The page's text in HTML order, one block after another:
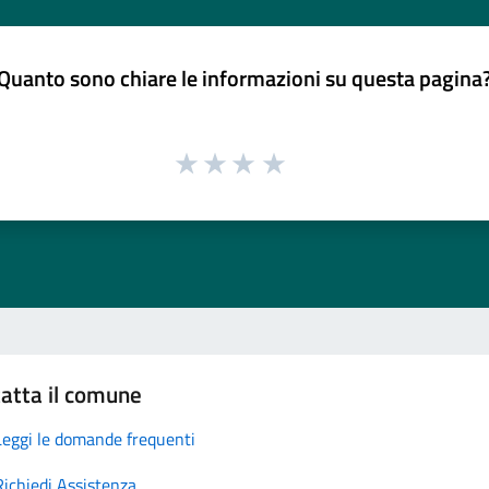
sono chiare le informazioni su questa
il comune
le domande frequenti